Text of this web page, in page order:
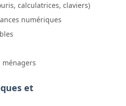
calculatrices, claviers)
numériques
et